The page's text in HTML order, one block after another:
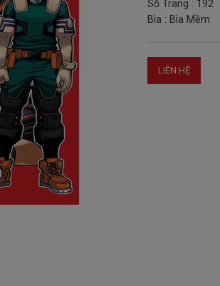
Số Trang : 192
Bìa : Bìa Mềm
LIÊN HỆ